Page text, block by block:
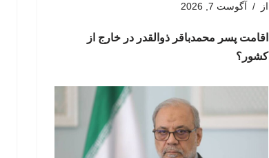
از آگوست 7, 2026
اقامت پسر محمدباقر ذوالقدر در خارج از
کشور؟